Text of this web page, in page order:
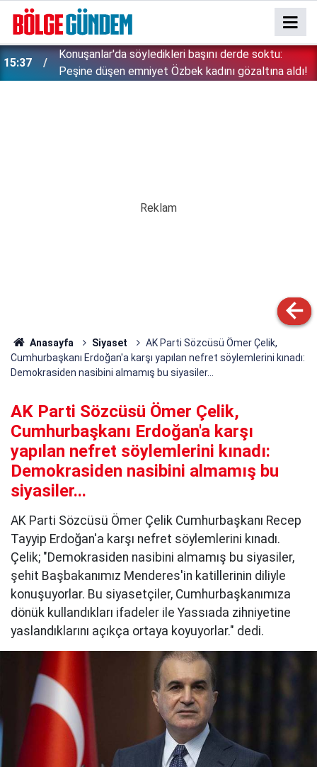
15:37
Konuşanlar'da söyledikleri başını derde soktu:
Peşine düşen emniyet Özbek kadını gözaltına aldı!
Anasayfa Siyaset
AK Parti Sözcüsü Ömer Çelik,
Cumhurbaşkanı Erdoğan'a karşı yapılan nefret söylemlerini kınadı:
Demokrasiden nasibini almamış bu siyasiler...
AK Parti Sözcüsü Ömer Çelik,
Cumhurbaşkanı Erdoğan'a karşı
yapılan nefret söylemlerini kınadı:
Demokrasiden nasibini almamış bu
siyasiler...
AK Parti Sözcüsü Ömer Çelik Cumhurbaşkanı Recep
Tayyip Erdoğan'a karşı nefret söylemlerini kınadı.
Çelik; "Demokrasiden nasibini almamış bu siyasiler,
şehit Başbakanımız Menderes'in katillerinin diliyle
konuşuyorlar. Bu siyasetçiler, Cumhurbaşkanımıza
dönük kullandıkları ifadeler ile Yassıada zihniyetine
yaslandıklarını açıkça ortaya koyuyorlar." dedi.